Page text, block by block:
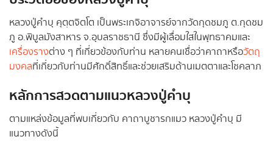
หลวงปู่คำบุ คุตฺตจิตโต เป็นพระเกจิอาจารย์จากวัดกุดชมภู ต.กุดชม
ภู อ.พิบูลมังสาหาร จ.อุบลราชธานี ซึ่งมีผู้เลื่อมใสในพุทธาคมและ
เครื่องรางต่าง ๆ ที่เกี่ยวข้องกับท่าน หลายคนเชื่อว่าคาถาหรือวัตถุ
มงคลที่เกี่ยวกับท่านมีศักดิ์สิทธิ์และช่วยเสริมด้านเมตตาและโชคลาภ
หลักการสวดตามแนวหลวงปู่คำบุ
ตามแหล่งข้อมูลที่พบเกี่ยวกับ คาถาบูชารกแมว หลวงปู่คำบุ มี
แนวทางดังนี้